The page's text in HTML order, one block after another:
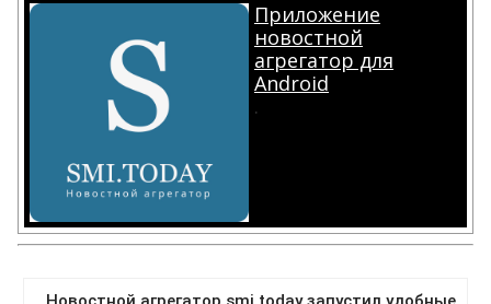
Приложение
новостной
агрегатор для
Android
.